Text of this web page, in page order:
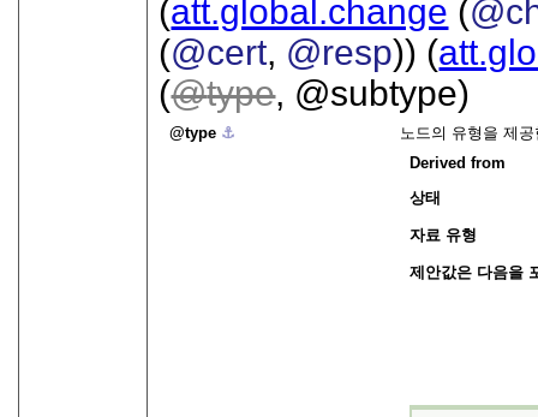
(att.global.change (
(@cert, @resp)) (
(
type, @subtype)
type ⚓︎
노드의 유형을 제공
Derived from
상태
자료 유형
제안값은 다음을